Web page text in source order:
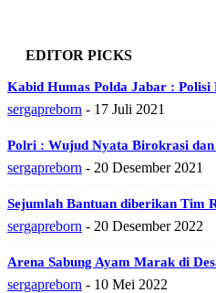
EDITOR PICKS
Kabid Humas Polda Jabar : Polisi
sergapreborn - 17 Juli 2021
Polri : Wujud Nyata Birokrasi
sergapreborn - 20 Desember 2021
Sejumlah Bantuan diberikan Tim
sergapreborn - 20 Desember 2022
Arena Sabung Ayam Marak di
sergapreborn - 10 Mei 2022